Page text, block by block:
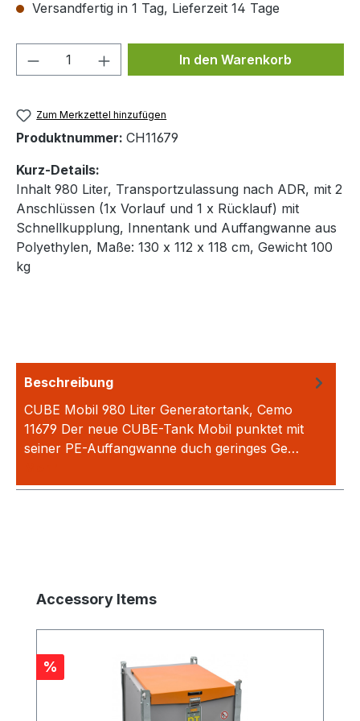
Versandfertig in 1 Tag, Lieferzeit 14 Tage
Produkt Anzahl: Gib denIn den Warenkorb
Zum Merkzettel hinzufügen
Produktnummer: CH11679
Kurz-Details:
Inhalt 980 Liter, Transportzulassung nach ADR, mit 2
Anschlüssen (1x Vorlauf und 1 x Rücklauf) mit
Schnellkupplung, Innentank und Auffangwanne aus
Polyethylen, Maße: 130 x 112 x 118 cm, Gewicht 100
kg
Beschreibung
CUBE Mobil 980 Liter Generatortank, Cemo
11679 Der neue CUBE-Tank Mobil punktet mit
seiner PE-Auffangwanne duch geringes Ge…
Produktgalerie überspringen
Accessory Items
Rabatt
%